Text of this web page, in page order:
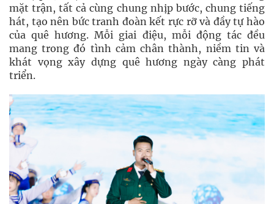
mặt trận, tất cả cùng chung nhịp bước, chung tiếng
hát, tạo nên bức tranh đoàn kết rực rỡ và đầy tự hào
của quê hương. Mỗi giai điệu, mỗi động tác đều
mang trong đó tình cảm chân thành, niềm tin và
khát vọng xây dựng quê hương ngày càng phát
triển.